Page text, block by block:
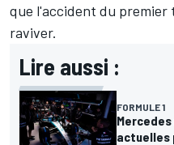
que l'accident du premier
raviver.
Lire aussi :
FORMULE 1
actuelles